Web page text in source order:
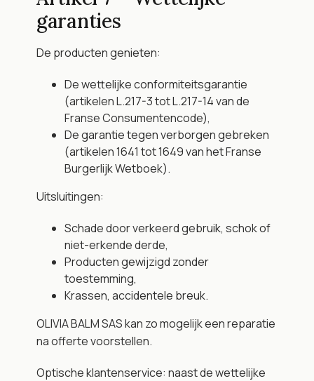
garanties
De producten genieten:
De wettelijke conformiteitsgarantie
(artikelen L.217-3 tot L.217-14 van de
Franse Consumentencode),
De garantie tegen verborgen gebreken
(artikelen 1641 tot 1649 van het Franse
Burgerlijk Wetboek).
Uitsluitingen:
Schade door verkeerd gebruik, schok of
niet-erkende derde,
Producten gewijzigd zonder
toestemming,
Krassen, accidentele breuk.
OLIVIA BALM SAS kan zo mogelijk een reparatie
na offerte voorstellen.
Optische klantenservice: naast de wettelijke